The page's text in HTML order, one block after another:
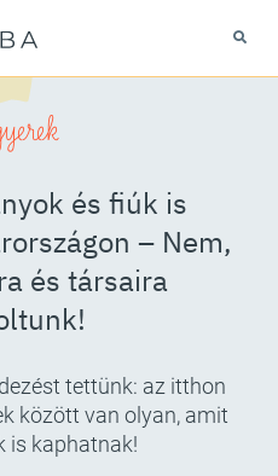
és fiúk is
– Nem,
és társaira
tettünk: az itthon
között van olyan, amit
is kaphatnak!